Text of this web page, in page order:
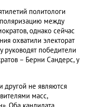
политологи
между
однако сейчас
охватили электорат
руководят победители
– Берни Сандерс, у
другой не являются
масс,